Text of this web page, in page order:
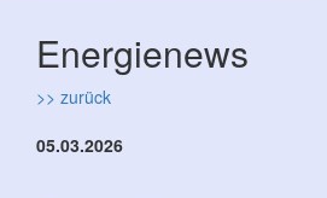
Energienews
>> zurück
05.03.2026